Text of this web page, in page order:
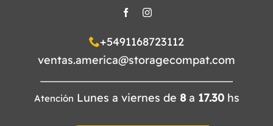
+5491168723112
ventas.america@storagecompat.com
Atención Lunes a viernes de 8a 17.30hs